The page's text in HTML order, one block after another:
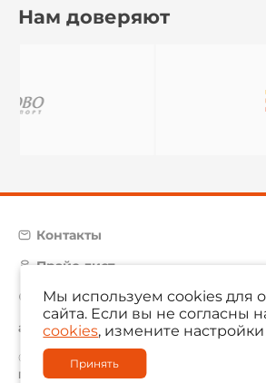
Нам доверяют
Контакты
Прайс-лист
Карта сайта
aam@aamsystems.ru
© 2004 — 2026 «AAM Systems»
Политика обработки персональных данных
Мы используем cookies для
сайта. Если вы не согласны
cookies, измените
Принять